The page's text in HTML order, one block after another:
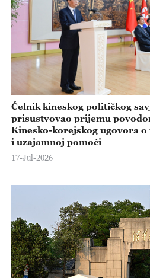
Čelnik kineskog političkog
prisustvovao prijemu
Kinesko-korejskog ugovora
i uzajamnoj pomoći
17-Jul-2026